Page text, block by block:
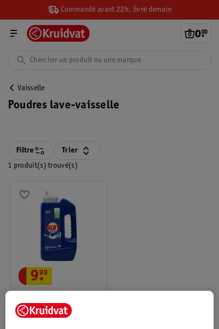
Commandé avant 22h, livré demain
0.
00
Vaisselle
Poudres lave-vaisselle
1 produit(s) trouvé(s)
Filtre Trier
Lave-Vaisselle
1360g
9.
99